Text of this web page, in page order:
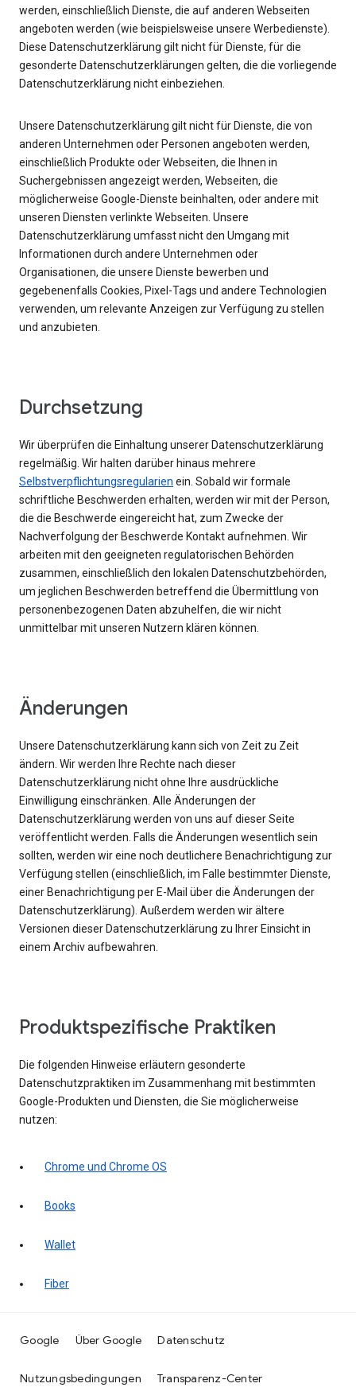
werden, einschließlich Dienste, die auf anderen Webseiten
angeboten werden (wie beispielsweise unsere Werbedienste).
Diese Datenschutzerklärung gilt nicht für Dienste, für die
gesonderte Datenschutzerklärungen gelten, die die vorliegende
Datenschutzerklärung nicht einbeziehen.
Unsere Datenschutzerklärung gilt nicht für Dienste, die von
anderen Unternehmen oder Personen angeboten werden,
einschließlich Produkte oder Webseiten, die Ihnen in
Suchergebnissen angezeigt werden, Webseiten, die
möglicherweise Google-Dienste beinhalten, oder andere mit
unseren Diensten verlinkte Webseiten. Unsere
Datenschutzerklärung umfasst nicht den Umgang mit
Informationen durch andere Unternehmen oder
Organisationen, die unsere Dienste bewerben und
gegebenenfalls Cookies, Pixel-Tags und andere Technologien
verwenden, um relevante Anzeigen zur Verfügung zu stellen
und anzubieten.
Durchsetzung
Wir überprüfen die Einhaltung unserer Datenschutzerklärung
regelmäßig. Wir halten darüber hinaus mehrere
Selbstverpflichtungsregularien ein. Sobald wir formale
schriftliche Beschwerden erhalten, werden wir mit der Person,
die die Beschwerde eingereicht hat, zum Zwecke der
Nachverfolgung der Beschwerde Kontakt aufnehmen. Wir
arbeiten mit den geeigneten regulatorischen Behörden
zusammen, einschließlich den lokalen Datenschutzbehörden,
um jeglichen Beschwerden betreffend die Übermittlung von
personenbezogenen Daten abzuhelfen, die wir nicht
unmittelbar mit unseren Nutzern klären können.
Änderungen
Unsere Datenschutzerklärung kann sich von Zeit zu Zeit
ändern. Wir werden Ihre Rechte nach dieser
Datenschutzerklärung nicht ohne Ihre ausdrückliche
Einwilligung einschränken. Alle Änderungen der
Datenschutzerklärung werden von uns auf dieser Seite
veröffentlicht werden. Falls die Änderungen wesentlich sein
sollten, werden wir eine noch deutlichere Benachrichtigung zur
Verfügung stellen (einschließlich, im Falle bestimmter Dienste,
einer Benachrichtigung per E-Mail über die Änderungen der
Datenschutzerklärung). Außerdem werden wir ältere
Versionen dieser Datenschutzerklärung zu Ihrer Einsicht in
einem Archiv aufbewahren.
Produktspezifische Praktiken
Die folgenden Hinweise erläutern gesonderte
Datenschutzpraktiken im Zusammenhang mit bestimmten
Google-Produkten und Diensten, die Sie möglicherweise
nutzen:
Chrome und Chrome OS
Books
Wallet
Fiber
Google Über Google Datenschutz
Nutzungsbedingungen Transparenz-Center